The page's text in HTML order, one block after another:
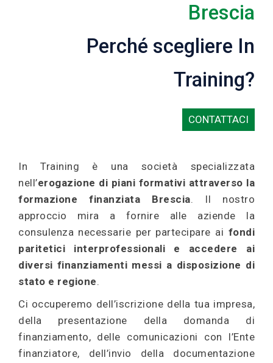
Brescia
Perché scegliere In
Training?
CONTATTACI
In Training è una società specializzata
nell’erogazione di piani formativi attraverso la
formazione finanziata Brescia. Il nostro
approccio mira a fornire alle aziende la
consulenza necessarie per partecipare ai fondi
paritetici interprofessionali e accedere ai
diversi finanziamenti messi a disposizione di
stato e regione.
Ci occuperemo dell’iscrizione della tua impresa,
della presentazione della domanda di
finanziamento, delle comunicazioni con l’Ente
finanziatore, dell’invio della documentazione